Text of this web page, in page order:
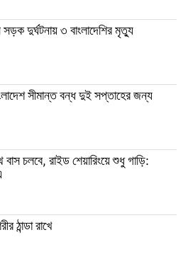
সড়ক দুর্ঘটনায় ৩ বাংলাদেশির মৃত্যু
সীমান্ত বন্ধ দুই সপ্তাহের জন্য
চলবে, রাইড শেয়ারিংয়ে শুধু গাড়ি:
ঠান্ডা রাখে